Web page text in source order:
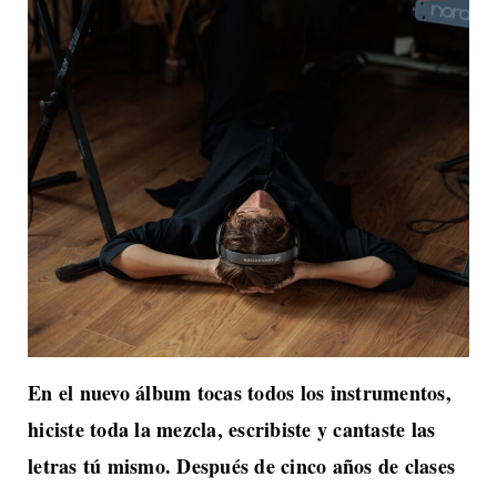
En el nuevo álbum tocas todos los instrumentos,
hiciste toda la mezcla, escribiste y cantaste las
letras tú mismo. Después de cinco años de clases